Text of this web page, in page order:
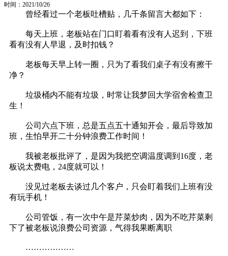
时间：2021/10/26
曾经看过一个老板吐槽贴，几千条留言大都如下：
每天上班，老板站在门口盯着看有没有人迟到，下班
看有没有人早退，及时扣钱？
老板每天早上转一圈，只为了看我们桌子有没有擦干
净？
垃圾桶内不能有垃圾，时常让我梦回大学宿舍检查卫
生！
公司六点下班，总是五点五十通知开会，最后导致加
班，生怕早开二十分钟浪费工作时间！
我被老板批评了，是因为我把空调温度调到16度，老
板说太费电，24度就可以！
没见过老板去谈过几个客户，只会盯着我们上班有没
有玩手机！
公司管饭，有一次中午是芹菜炒肉，因为不吃芹菜剩
下了被老板说浪费公司资源，气得我果断离职
………………